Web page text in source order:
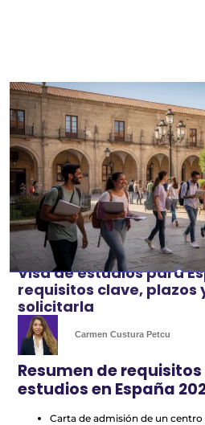
Visa de estudios para
requisitos clave, plazos
solicitarla
Carmen Custura Petcu
Resumen de
estudios en España
Carta de admisión de un